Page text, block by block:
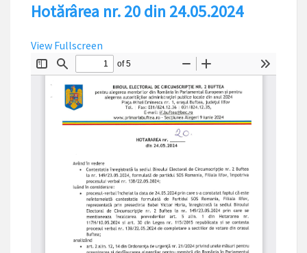
Hotărârea nr. 20 din 24.05.2024
View Fullscreen